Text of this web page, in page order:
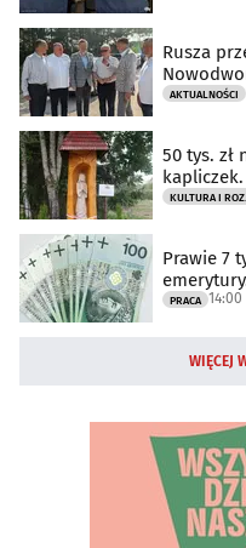
Rusza
AKTUALNOŚCI
50 tys. zł
Prawie 7
PRACA 14:00
WIĘCEJ